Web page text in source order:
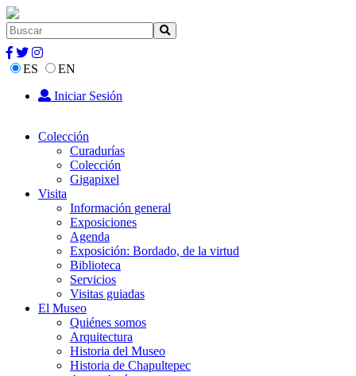
ES
EN
Iniciar Sesión
Colección
Curadurías
Colección
Gigapixel
Visita
Información general
Exposiciones
Agenda
Exposición: Bordado, de la virtud
Biblioteca
Servicios
Visitas guiadas
El Museo
Quiénes somos
Arquitectura
Historia del Museo
Historia de Chapultepec